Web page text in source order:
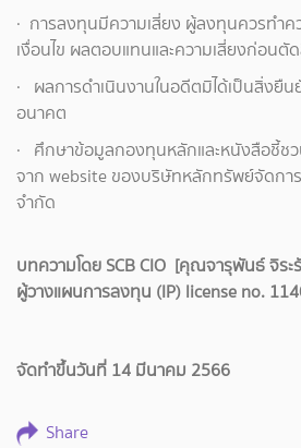
· การลงทุนมีความเสี่ยง ผู้ลงทุนควรทำค
เงื่อนไข ผลตอบแทนและความเสี่ยงก่อนตั
· ผลการดำเนินงานในอดีตมิได้เป็นสิ่งยื
อนาคต
· ศึกษาข้อมูลกองทุนหลักและหนังสือชี้ช
จาก website ของบริษัทหลักทรัพย์จัดก
จำกัด
บทความโดย SCB CIO [คุณจารุพันธ์ จิร
ผู้วางแผนการลงทุน (IP) license no.
จัดทำขึ้นวันที่ 14 มีนาคม 2566
Share